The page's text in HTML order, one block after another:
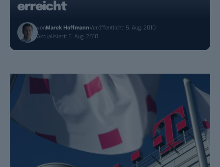
erreicht
vonMarek HoffmannVeröffentlicht: 5. Aug. 2010
Aktualisiert: 5. Aug. 2010